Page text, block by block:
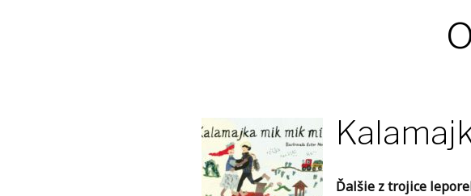
Ďalšie z trojice